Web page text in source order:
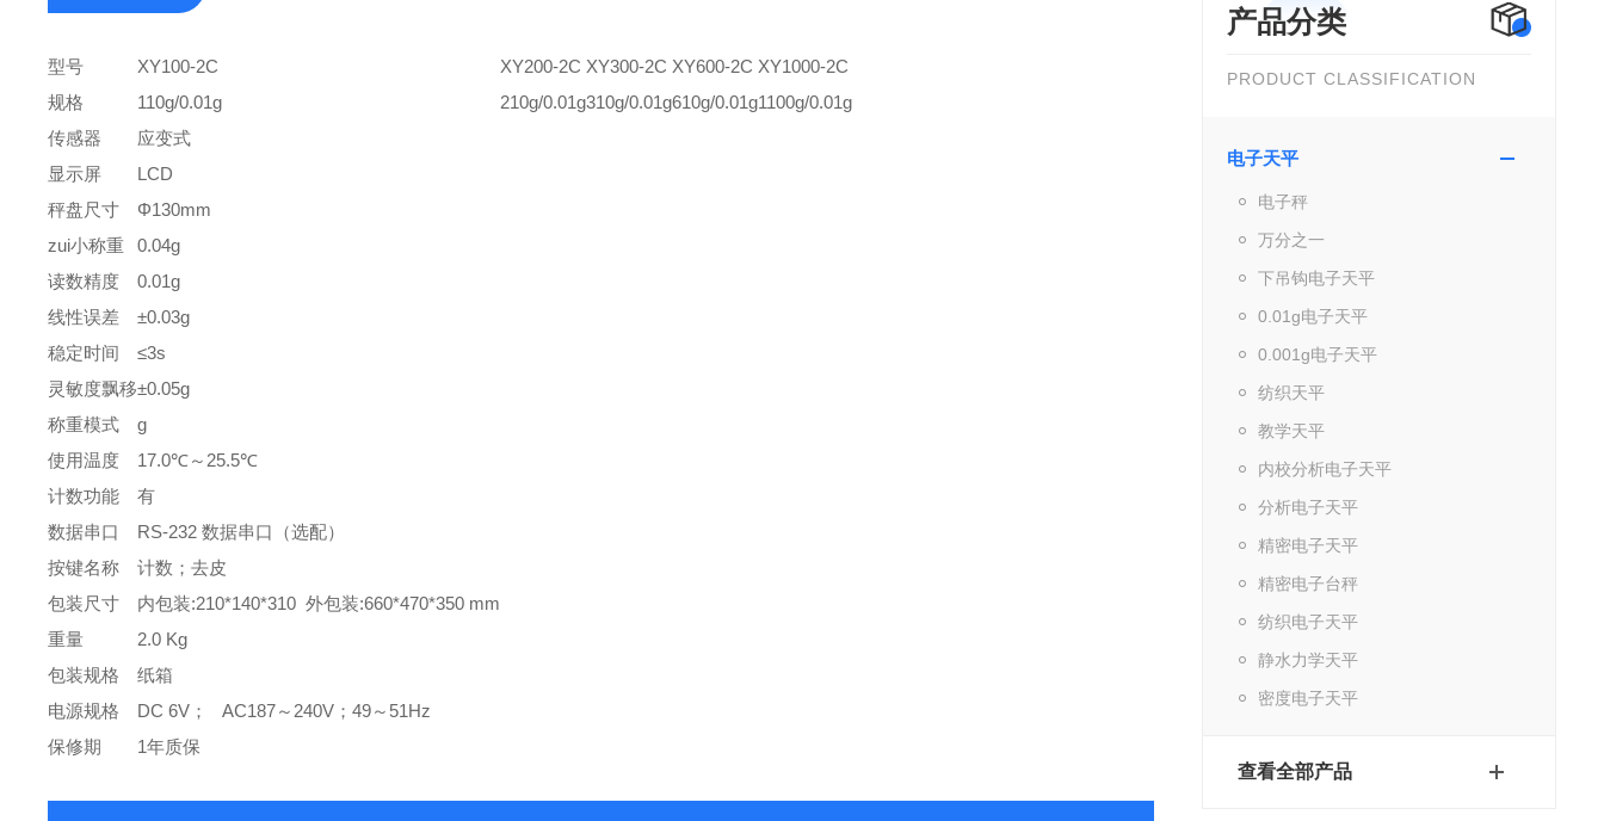
产品分类
PRODUCT CLASSIFICATION
电子天平
电子秤
万分之一
下吊钩电子天平
0.01g电子天平
0.001g电子天平
纺织天平
教学天平
内校分析电子天平
分析电子天平
精密电子天平
精密电子台秤
纺织电子天平
静水力学天平
密度电子天平
查看全部产品
型号 XY100-2C XY200-2C XY300-2C XY600-2C XY1000-2C
规格
110g/0.01g 210g/0.01g310g/0.01g610g/0.01g1100g/0.01g
传感器
应变式
显示屏
LCD
秤盘尺寸
Φ130mm
zui小称重
0.04g
读数精度
0.01g
线性误差
±0.03g
稳定时间
≤3s
灵敏度飘移±0.05g
称重模式
g
使用温度
17.0℃～25.5℃
计数功能
有
数据串口
RS-232 数据串口（选配）
按键名称
计数；去皮
包装尺寸
内包装:210*140*310 外包装:660*470*350 mm
重量
2.0 Kg
包装规格
纸箱
电源规格
DC 6V； AC187～240V；49～51Hz
保修期
1年质保